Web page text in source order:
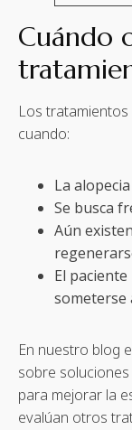
Cuándo
Los
cuando:
La
Se busca
Aún
El
someterse
En nuestro blog
sobre
para mejorar la
evalúan otros